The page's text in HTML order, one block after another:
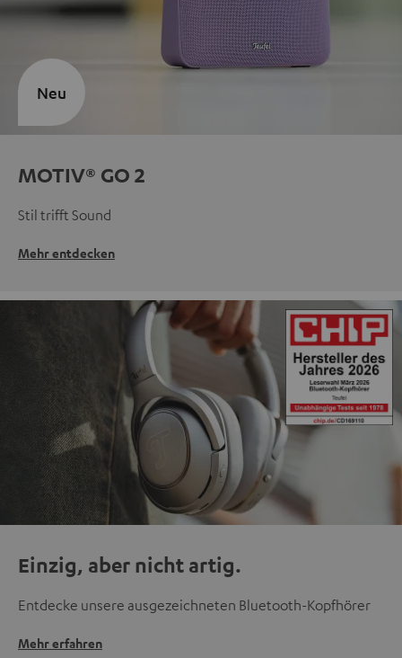
MOTIV® GO 2
Stil trifft Sound
Mehr entdecken
Neu
Einzig, aber nicht artig.
Entdecke unsere ausgezeichneten Bluetooth-Kopfhörer
Mehr erfahren